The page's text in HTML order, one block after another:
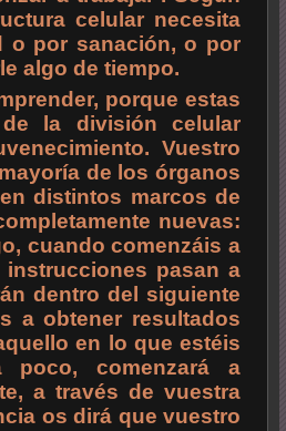
celular necesita
o por sanación, o por
algo de tiempo.
porque estas
la división celular
Vuestro
de los órganos
distintos marcos de
nuevas:
cuando comenzáis a
instrucciones pasan a
dentro del siguiente
a obtener resultados
en lo que estéis
comenzará a
a través de vuestra
os dirá que vuestro